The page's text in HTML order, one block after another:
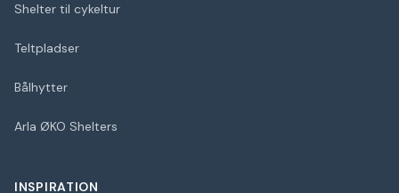
Shelter til cykeltur
Teltpladser
Bålhytter
Arla ØKO Shelters
INSPIRATION